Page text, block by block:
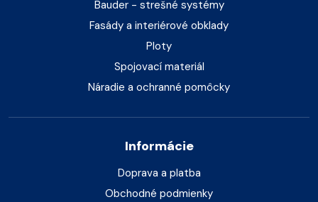
Bauder - strešné systémy
Fasády a interiérové obklady
Ploty
Spojovací materiál
Náradie a ochranné pomôcky
Informácie
Doprava a platba
Obchodné podmienky